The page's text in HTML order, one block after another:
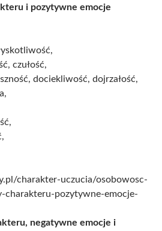
i pozytywne emocje
czułość,
dociekliwość, dojrzałość,
charakter-uczucia/osobowosc-
charakteru-pozytywne-emocje-
negatywne emocje i